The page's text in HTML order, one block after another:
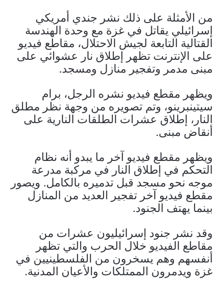
من الأمثلة على ذلك نشر جندي أمريكي
إسرائيلي يقاتل في غزة مع وحدة الهندسة
القتالية التابعة لجيش الاحتلال، مقاطع فيديو
على الإنترنت تظهر إطلاق نار عشوائي على
مبنى مدمر وتفجير منازل ومسجد.
ويظهر مقطع فيديو نشره الرجل، برام
سيتينبرينو، وتم تصويره من وجهة نظر مطلق
النار، إطلاق عشرات الطلقات النارية على
أنقاض مبنى.
ويظهر مقطع فيديو آخر ما يبدو أنه نظام
التحكم في إطلاق النار في مركبة مدرعة
موجه نحو مسجد قبل تدميره بالكامل. ويصور
مقطع فيديو آخر تفجير العديد من المنازل
بينما يهتف الجنود.
وقد نشر جنود إسرائيليون عشرات من
مقاطع الفيديو خلال الحرب والتي تظهر
أنفسهم وهم يسخرون من الفلسطينيين في
غزة ويدمرون الممتلكات والأعيان المدنية.